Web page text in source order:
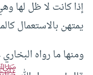
إذا كانت لا ظل لها
يمتهن بالاستعمال
ومنها ما رواه